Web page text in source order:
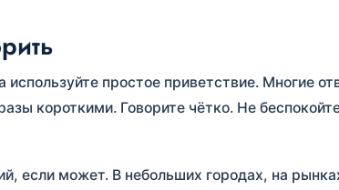
простое приветствие. Многие
короткими. Говорите чётко. Не
если может. В небольших городах, на